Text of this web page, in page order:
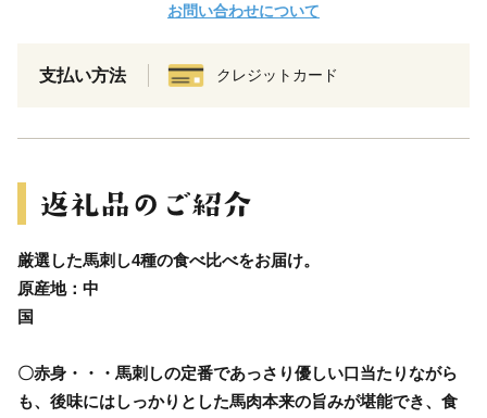
お問い合わせについて
支払い方法 クレジットカード
厳選した馬刺し4種の食べ比べをお届け。
原産地：中
〇赤身・・・馬刺しの定番であっさり優しい口当たりながら
も、後味にはしっかりとした馬肉本来の旨みが堪能でき、食